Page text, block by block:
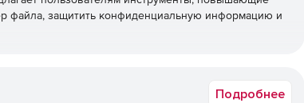
файла, защитить конфиденциальную информацию и
уменьшать размер вложений в электронныхПодробнее